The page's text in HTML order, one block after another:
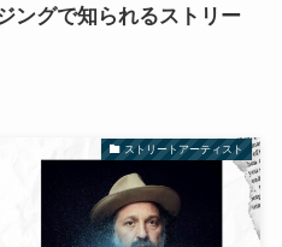
ングで知られるストリー
ストリートアーティスト